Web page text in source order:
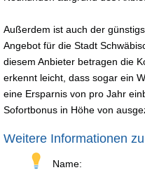
Außerdem ist auch der
Angebot für die Stadt
diesem Anbieter betragen die
erkennt leicht, dass sogar ein
eine Ersparnis von pro Jahr
Sofortbonus in Höhe von
Weitere Informationen
Name: